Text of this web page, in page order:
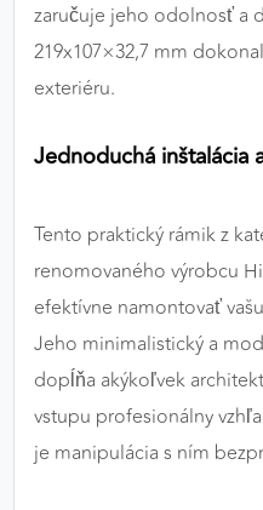
zaručuje jeho odolnosť a
219x107×32,7 mm
exteriéru.
Jednoduchá inštalácia
Tento praktický rámik z
renomovaného výrobcu
efektívne namontovať
Jeho minimalistický a
dopĺňa akýkoľvek
vstupu profesionálny
je manipulácia s ním
Google Ads